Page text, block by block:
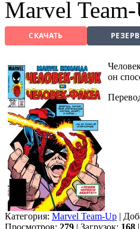
Marvel
СКАЧАТЬ РЕЗЕРВ
он
Категория: Marvel Team-Up |
Просмотров: 279 | Загрузок: 168